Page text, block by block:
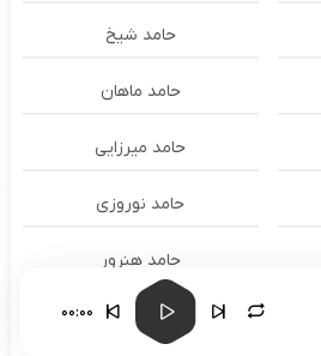
حامد شیخ
حامد ماهان
حامد میرزایی
حامد نوروزی
حامد هنرور
حامد یوسفی 00:00